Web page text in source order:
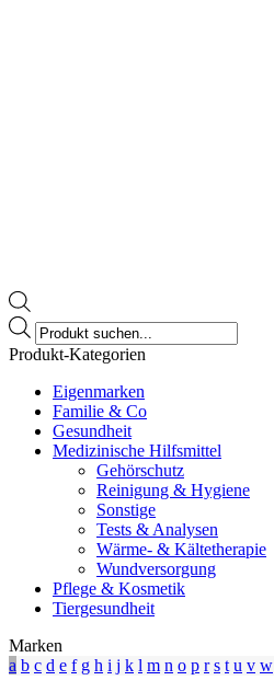
Products
search
Produkt-Kategorien
Eigenmarken
Familie & Co
Gesundheit
Medizinische Hilfsmittel
Gehörschutz
Reinigung & Hygiene
Sonstige
Tests & Analysen
Wärme- & Kältetherapie
Wundversorgung
Pflege & Kosmetik
Tiergesundheit
Marken
a b c d e f g h i j k l m n o p r s t u v w